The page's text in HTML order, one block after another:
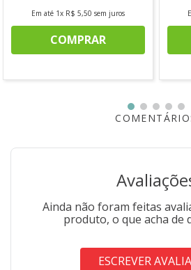
Em até 1x R$ 5,50 sem juros
COMPRAR
Ainda não foram feitas
produto, o que acha de
ESCREVER